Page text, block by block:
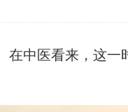
中医看来，这一